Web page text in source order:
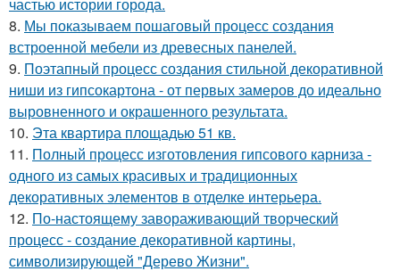
8. Мы показываем пошаговый процесс создания
встроенной мебели из древесных панелей.
9. Поэтапный процесс создания стильной декоративной
ниши из гипсокартона - от первых замеров до идеально
выровненного и окрашенного результата.
10. Эта квартира площадью 51 кв.
11. Полный процесс изготовления гипсового карниза -
одного из самых красивых и традиционных
декоративных элементов в отделке интерьера.
12. По-настоящему завораживающий творческий
процесс - создание декоративной картины,
символизирующей "Дерево Жизни".